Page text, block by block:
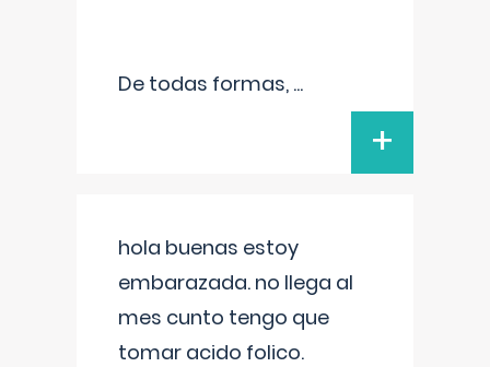
De todas formas, ...
+
hola buenas estoy
embarazada. no llega al
mes cunto tengo que
tomar acido folico.